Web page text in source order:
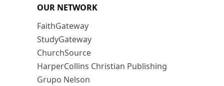
OUR NETWORK
FaithGateway
StudyGateway
ChurchSource
HarperCollins Christian Publishing
Grupo Nelson